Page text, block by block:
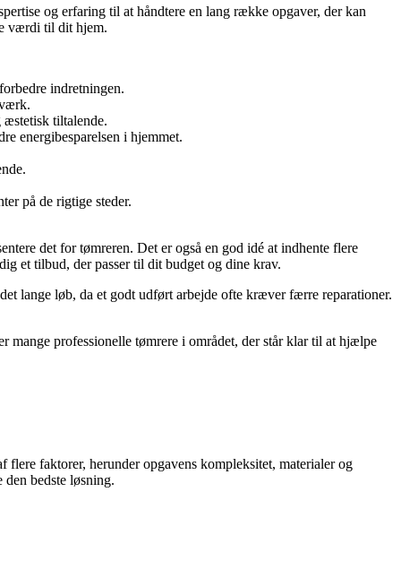
og erfaring til at håndtere en lang række opgaver, der kan
værdi til dit hjem.
indretningen.
tiltalende.
energibesparelsen i hjemmet.
på de rigtige steder.
det for tømreren. Det er også en god idé at indhente flere
et tilbud, der passer til dit budget og dine krav.
lange løb, da et godt udført arbejde ofte kræver færre reparationer.
mange professionelle tømrere i området, der står klar til at hjælpe
faktorer, herunder opgavens kompleksitet, materialer og
bedste løsning.